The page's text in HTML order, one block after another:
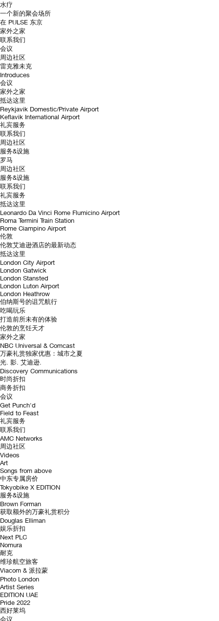
水疗
一个新的聚会场所
在 PULSE 东京
家外之家
联系我们
会议
周边社区
雷克雅未克
Introduces
会议
家外之家
抵达这里
Reykjavik Domestic/Private Airport
Keflavik International Airport
礼宾服务
联系我们
周边社区
服务&设施
罗马
周边社区
服务&设施
联系我们
礼宾服务
抵达这里
Leonardo Da Vinci Rome Flumicino Airport
Roma Termini Train Station
Rome Ciampino Airport
伦敦
伦敦艾迪逊酒店的最新动态
抵达这里
London City Airport
London Gatwick
London Stansted
London Luton Airport
London Heathrow
伯纳斯号的诅咒航行
吃喝玩乐
打造前所未有的体验
伦敦的烹饪天才
家外之家
NBC Universal & Comcast
万豪礼赏独家优惠：城市之夏
光. 影. 艾迪逊.
Discovery Communications
时尚折扣
商务折扣
会议
Get Punch'd
Field to Feast
礼宾服务
联系我们
AMC Networks
周边社区
Videos
Art
Songs from above
中东专属房价
Tokyobike X EDITION
服务&设施
Brown Forman
获取额外的万豪礼赏积分
Douglas Elliman
娱乐折扣
Next PLC
Nomura
耐克
维珍航空旅客
Viacom & 派拉蒙
Photo London
Artist Series
EDITION UAE
Pride 2022
西好莱坞
会议